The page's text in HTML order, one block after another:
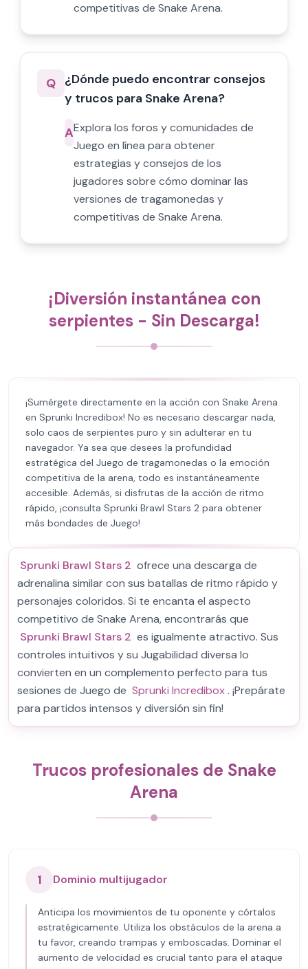
competitivas de Snake Arena.
Q ¿Dónde puedo encontrar consejos
y trucos para Snake Arena?
AExplora los foros y comunidades de
Juego en línea para obtener
estrategias y consejos de los
jugadores sobre cómo dominar las
versiones de tragamonedas y
competitivas de Snake Arena.
¡Diversión instantánea con
serpientes - Sin Descarga!
¡Sumérgete directamente en la acción con Snake Arena
en Sprunki Incredibox! No es necesario descargar nada,
solo caos de serpientes puro y sin adulterar en tu
navegador. Ya sea que desees la profundidad
estratégica del Juego de tragamonedas o la emoción
competitiva de la arena, todo es instantáneamente
accesible. Además, si disfrutas de la acción de ritmo
rápido, ¡consulta Sprunki Brawl Stars 2 para obtener
más bondades de Juego!
Sprunki Brawl Stars 2 ofrece una descarga de
adrenalina similar con sus batallas de ritmo rápido y
personajes coloridos. Si te encanta el aspecto
competitivo de Snake Arena, encontrarás que
Sprunki Brawl Stars 2 es igualmente atractivo. Sus
controles intuitivos y su Jugabilidad diversa lo
convierten en un complemento perfecto para tus
sesiones de Juego de Sprunki Incredibox. ¡Prepárate
para partidos intensos y diversión sin fin!
Trucos profesionales de Snake
Arena
1 Dominio multijugador
Anticipa los movimientos de tu oponente y córtalos
estratégicamente. Utiliza los obstáculos de la arena a
tu favor, creando trampas y emboscadas. Dominar el
aumento de velocidad es crucial tanto para el ataque